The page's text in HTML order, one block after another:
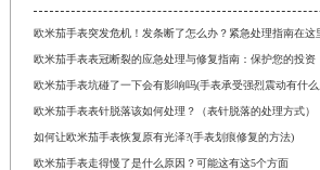
欧米茄手表突发危机！发条断了怎么办？紧急处理指南在这
欧米茄手表表冠断裂的应急处理与修复指南：保护您的投资
欧米茄手表坑碰了一下会有影响吗(手表承受强烈震动有什
欧米茄手表表针脱落该如何处理？（表针脱落的处理方式）
如何让欧米茄手表恢复原有光泽?(手表划痕修复的方法)
欧米茄手表走得慢了是什么原因？可能这有这5个方面